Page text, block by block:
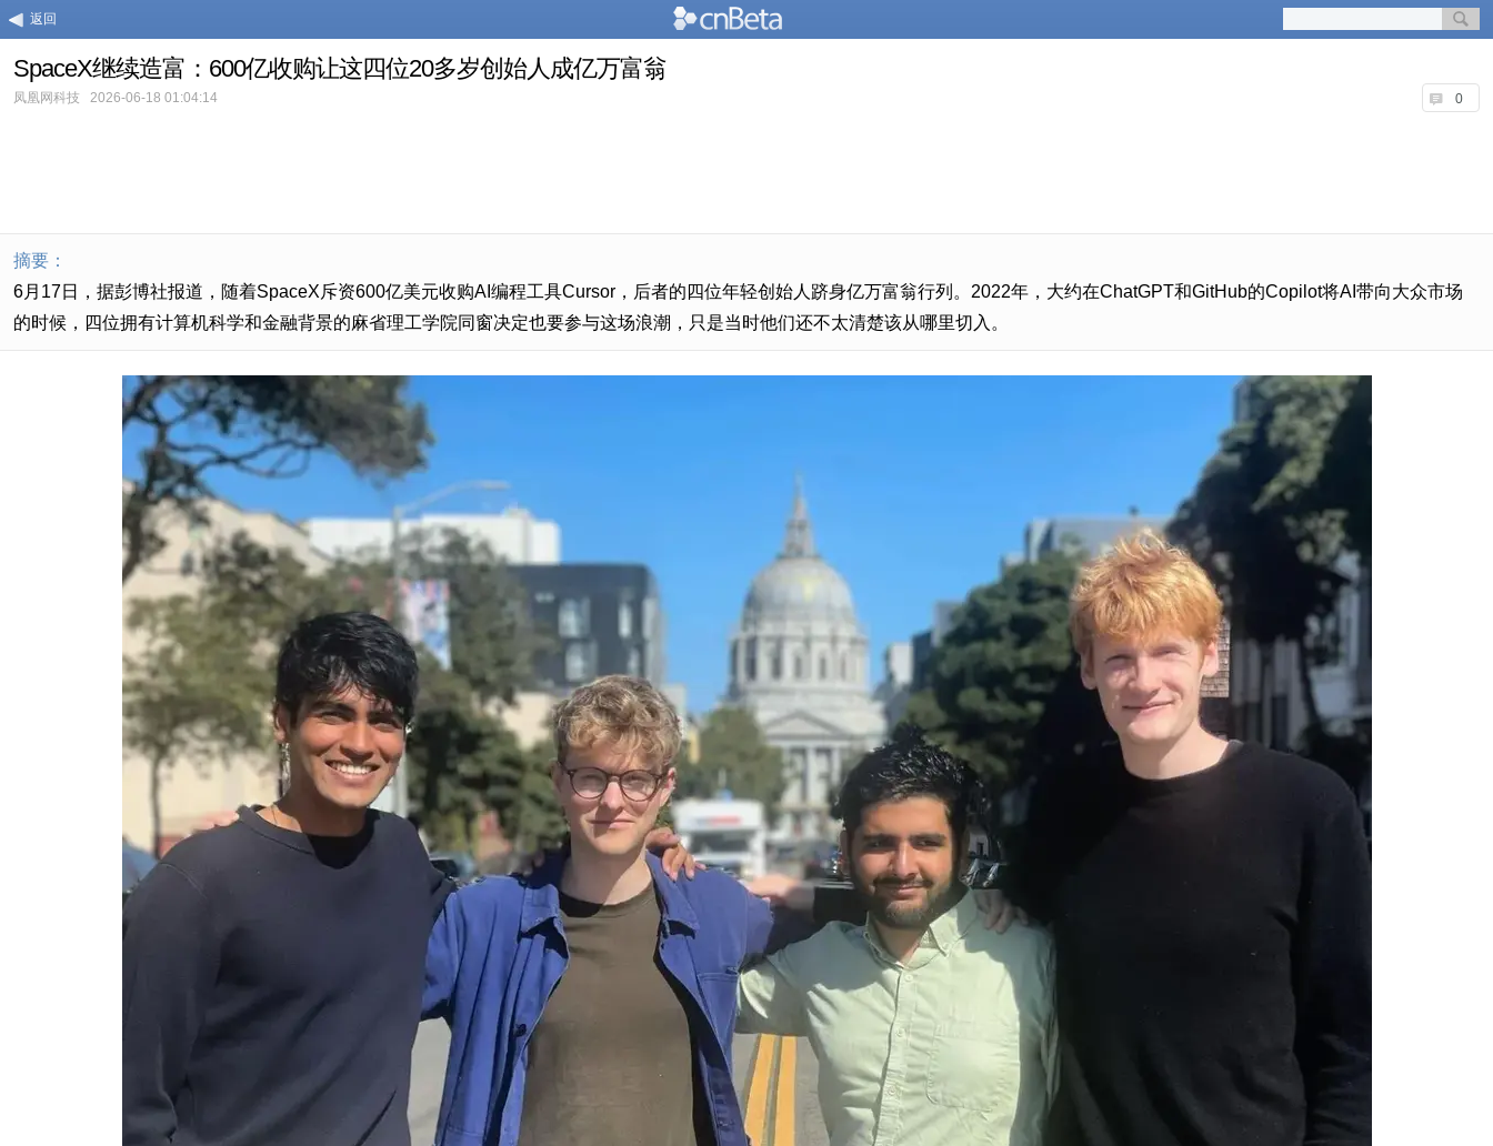
返回
SpaceX继续造富：600亿收购让这四位20多岁创始人成亿万富翁
0
凤凰网科技 2026-06-18 01:04:14
摘要：
6月17日，据彭博社报道，随着SpaceX斥资600亿美元收购AI编程工具Cursor，后者的四位年轻创始人跻身亿万富翁行列。2022年，大约在ChatGPT和GitHub的Copilot将AI带向大众市场
的时候，四位拥有计算机科学和金融背景的麻省理工学院同窗决定也要参与这场浪潮，只是当时他们还不太清楚该从哪里切入。